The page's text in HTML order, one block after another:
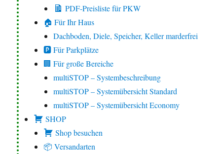
PDF-Preisliste für PKW
🏠 Für Ihr Haus
Dachboden, Diele, Speicher, Keller marderfrei
🅿️ Für Parkplätze
🏢 Für große Bereiche
multiSTOP – Systembeschreibung
multiSTOP – Systemübersicht Standard
multiSTOP – Systemübersicht Economy
SHOP
Shop besuchen
📦 Versandarten